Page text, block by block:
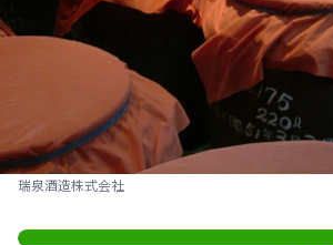
瑞泉酒造株式会社